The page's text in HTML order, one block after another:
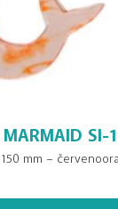
MARMAID SI-
mm –